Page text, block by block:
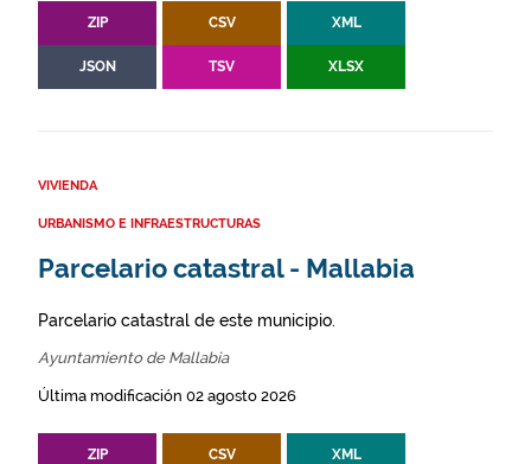
ZIP CSV XML
JSON TSV XLSX
VIVIENDA
URBANISMO E INFRAESTRUCTURAS
Parcelario catastral - Mallabia
Parcelario catastral de este municipio.
Ayuntamiento de Mallabia
Última modificación 02 agosto 2026
ZIP CSV XML